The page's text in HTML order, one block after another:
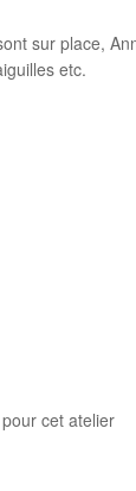
sur place,
etc.
cet atelier